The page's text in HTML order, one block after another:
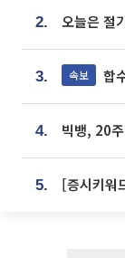
2. 오늘은 절
3. 속보 합수
4.
5.